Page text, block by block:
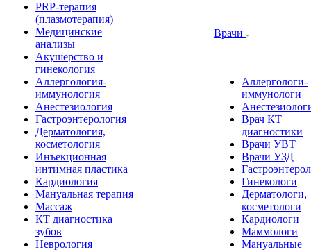
PRP-терапия
(плазмотерапия)
Медицинские
анализы
Акушерство и
гинекология
Аллергология-
иммунология
Анестезиология
Гастроэнтерология
Дерматология,
косметология
Инъекционная
интимная пластика
Кардиология
Мануальная терапия
Массаж
КТ диагностика
зубов
Неврология
Врачи
Аллергологи-
иммунологи
Врач КТ
диагностики
Врачи УВТ
Врачи УЗД
Гинекологи
Дерматологи,
косметологи
Кардиологи
Маммологи
Мануальные